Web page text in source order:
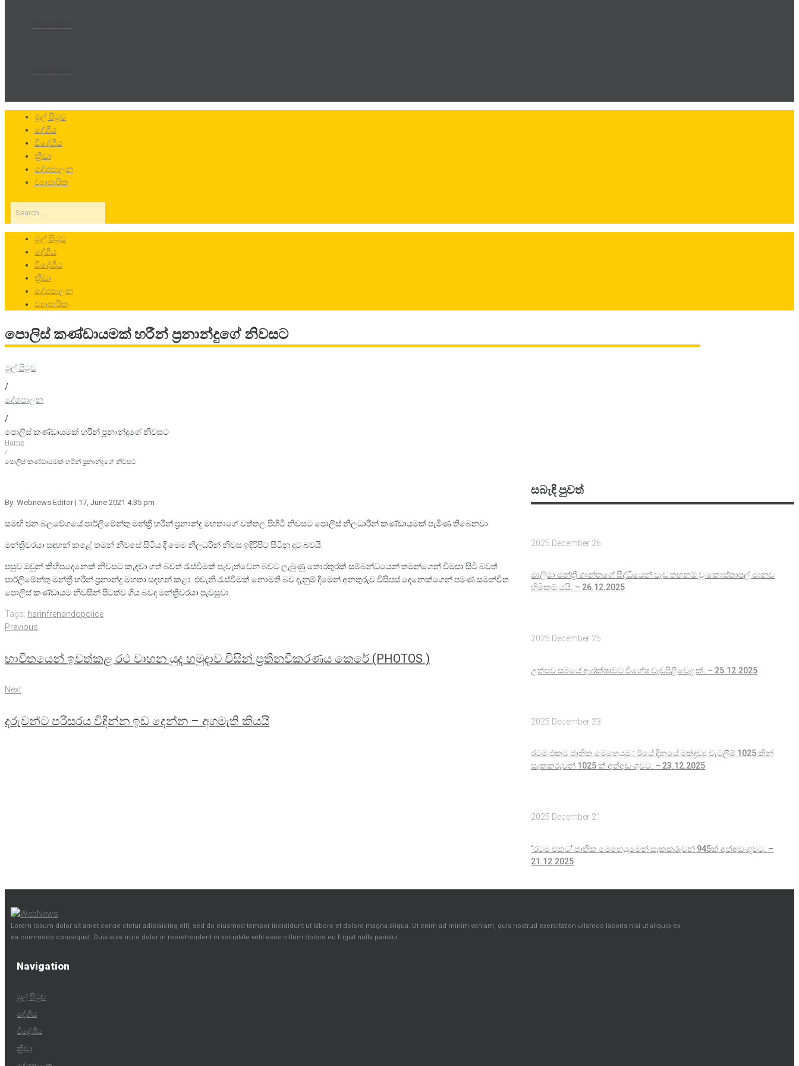
මුල් පිටුව
දේශීය
විදේශීය
ක්‍රීඩා
දේශපාලන
ව්‍යාපාරික
Search
මුල් පිටුව
දේශීය
විදේශීය
ක්‍රීඩා
දේශපාලන
ව්‍යාපාරික
පොලිස් කණ්ඩායමක් හරීන් ප්‍රනාන්දුගේ නිවසට
මුල් පිටුව
/
දේශපාලන
/
පොලිස් කණ්ඩායමක් හරීන් ප්‍රනාන්දුගේ නිවසට
Home
/
පොලිස් කණ්ඩායමක් හරීන් ප්‍රනාන්දුගේ නිවසට
By: Webnews Editor | 17, June 2021 4:35 pm
සමඟි ජන බලවේගයේ පාර්ලිමේන්තු මන්ත්‍රී හරීන් ප්‍රනාන්දු මහතාගේ වත්තල පිහිටි නිවසට පොලිස් නිලධාරීන් කණ්ඩායමක් පැමිණ තිබෙනවා.
මන්ත්‍රීවරයා සඳහන් කළේ තමන් නිවසේ සිටිය දී මෙම නිලධරීන් නිවස ඉදිරිපිට සිටිනු දුටු බවයි.
පසුව ඔවුන් කිහිපදෙනෙක් නිවසට කැඳවා ගත් බවත් රැස්වීමක් පැවැත්වෙන බවට ලැබුණු තොරතුරක් සම්බන්ධයෙන් තමන්ගෙන් විමසා සිටි බවත්
පාර්ලිමේන්තු මන්ත්‍රී හරීන් ප්‍රනාන්දු මහතා සඳහන් කළා. එවැනි රැස්වීමක් නොමති බව දැනුම් දීමෙන් අනතුරුව විසිපස් දෙනෙක්ගෙන් පමණ සමන්විත
පොලිස් කණ්ඩායම නිවසින් පිටත්ව ගිය බවද මන්ත්‍රීවරයා පැවසුවා.
Tags: harinfrenandopolice
Post
navigation
Previous
Previous
භාවිතයෙන් ඉවත්කළ රථ වාහන යුද හමුදාව විසින් ප්‍රතිනවීකරණය කෙරේ (PHOTOS )
Next
Next
දරුවන්ට පරිසරය විඳින්න ඉඩ දෙන්න – අගමැති කියයි
සබැඳි පුවත්
2025 December 26
මාලිමා මන්ත්‍රී ශාන්තගේ සිද්ධියෙන් වැඩ තහනම් වූ කොස්තාපල් මානව
හිමිකම් යයි. – 26.12.2025
2025 December 25
උත්සව සමයේ ආරක්ෂාවට විශේෂ වැඩපිළිවෙළක්. – 25.12.2025
2025 December 23
රටම එකට ජාතික මෙහෙයුම : ඊයේ දිනයේ මත්ද්‍රව්‍ය වැටලීම් 1025 කින්
සැකකරුවන් 1025 ක් අත්අඩංගුවට. – 23.12.2025
2025 December 21
‘රටම එකට’ ජාතික මෙහෙයුමෙන් සැකකරුවන් 945ක් අත්අඩංගුවට. –
21.12.2025
Lorem ipsum dolor sit amet conse ctetur adipisicing elit, sed do eiusmod tempor incididunt ut labore et dolore magna aliqua. Ut enim ad minim veniam, quis nostrud exercitation ullamco laboris nisi ut aliquip ex
ea commodo consequat. Duis aute irure dolor in reprehenderit in voluptate velit esse cillum dolore eu fugiat nulla pariatur.
Navigation
මුල් පිටුව
දේශීය
විදේශීය
ක්‍රීඩා